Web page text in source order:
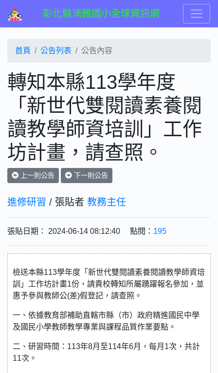
彰化縣湳雅國小全球資訊網
首頁 公告列表 公告內容
轉知本縣113學年度
「新世代雙閱讀素養閱
讀教學師資培訓」工作
坊計畫，請查照。
上一則公告 下一則公告
進修研習 / 張貼者 教務主任
張貼日期： 2024-06-14 08:12:40 點閱： 195
檢送本縣113學年度「新世代雙閱讀素養閱讀教學師資培
訓」工作坊計畫1份，請貴校轉知所屬踴躍報名參加，並
惠予參與教師公(差)假登記，請查照。
一、依據教育部補助直轄市縣（市）政府精進國民中學
及國民小學教師教學專業與課程品質作業要點。
二、研習時間：113年8月至114年6月，每月1次，共計
11次。